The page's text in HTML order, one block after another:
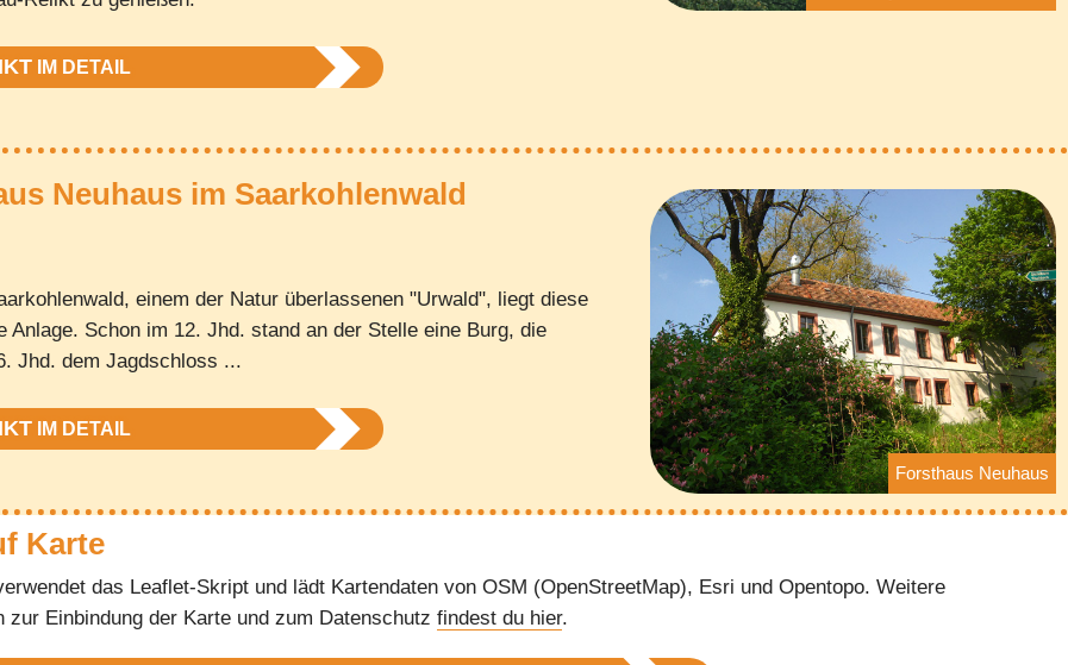
IM DETAIL
Forsthaus Neuhaus
Neuhaus im Saarkohlenwald
einem der Natur überlassenen "Urwald", liegt diese
Anlage. Schon im 12. Jhd. stand an der Stelle eine Burg, die
Jhd. dem Jagdschloss ...
IM DETAIL
Karte
das Leaflet-Skript und lädt Kartendaten von OSM (OpenStreetMap), Esri und Opentopo. Weitere
zur Einbindung der Karte und zum Datenschutzfindest du hier.